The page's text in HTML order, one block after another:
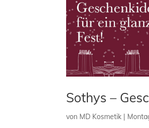
Sothys –
von MD Kosmetik |